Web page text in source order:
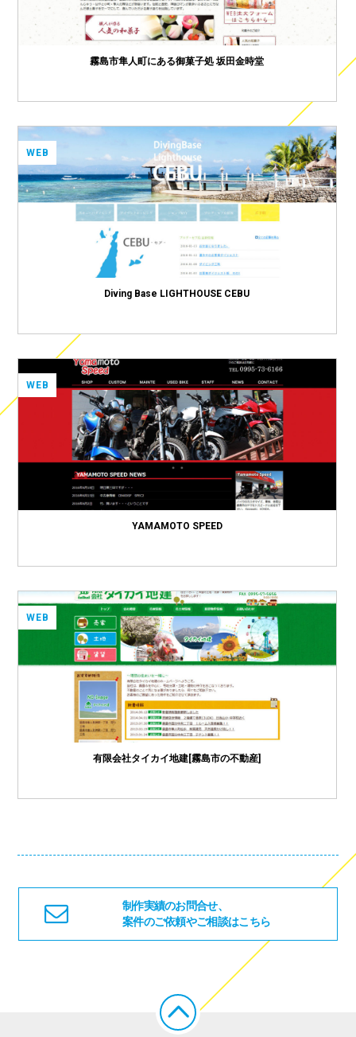
霧島市隼人町にある御菓子処 坂田金時堂
Diving Base LIGHTHOUSE CEBU
WEB
YAMAMOTO SPEED
WEB
有限会社タイカイ地建[霧島市の不動産]
WEB
制作実績のお問合せ、
案件のご依頼やご相談はこちら